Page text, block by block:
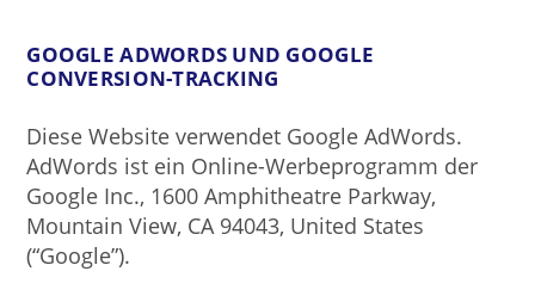
GOOGLE ADWORDS UND GOOGLE
CONVERSION-TRACKING
Diese Website verwendet Google AdWords.
AdWords ist ein Online-Werbeprogramm der
Google Inc., 1600 Amphitheatre Parkway,
Mountain View, CA 94043, United States
(“Google”).